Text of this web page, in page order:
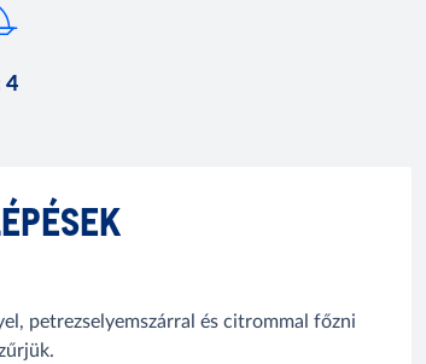
4
petrezselyemszárral és citrommal főzni